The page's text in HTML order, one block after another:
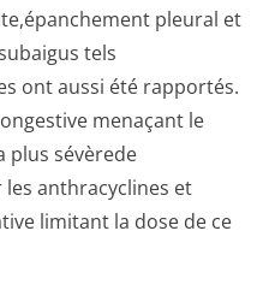
pleural et
tels
ont aussi été rapportés.
menaçant le
plus sévèrede
anthracyclines et
limitant la dose de ce